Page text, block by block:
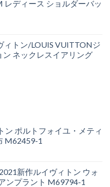
レディース ショルダーバッ
ィトン/LOUIS VUITTONジ
ン ネックレスイアリング
ン ポルトフォイユ・メティ
M62459-1
新作ルイヴィトン ウォ
ンプラント M69794-1